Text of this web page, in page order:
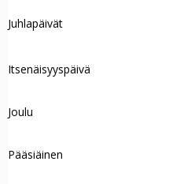
Juhlapäivät
Itsenäisyyspäivä
Joulu
Pääsiäinen